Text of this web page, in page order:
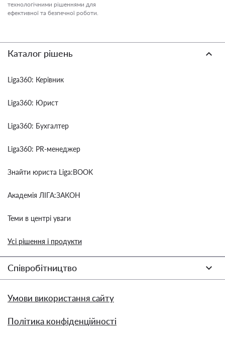
технологічними рішеннями для
ефективної та безпечної роботи.
Каталог рішень
Liga360: Керівник
Liga360: Юрист
Liga360: Бухгалтер
Liga360: PR-менеджер
Знайти юриста Liga:BOOK
Академія ЛІГА:ЗАКОН
Теми в центрі уваги
Усі рішення і продукти
Співробітництво
Умови використання сайту
Політика конфіденційності